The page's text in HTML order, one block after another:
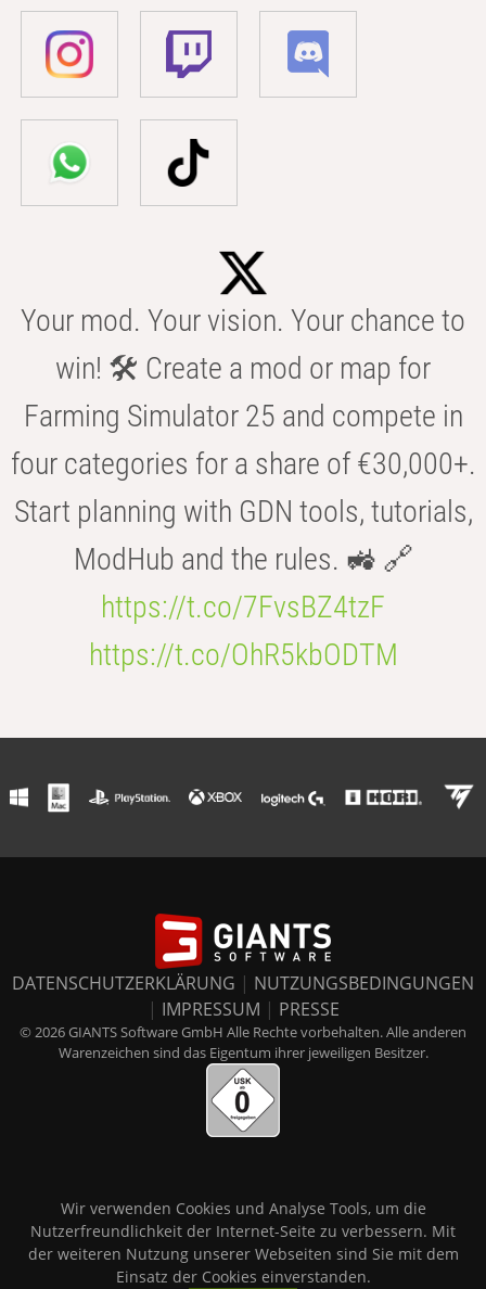
Your mod. Your vision. Your chance to
win! 🛠️ Create a mod or map for
Farming Simulator 25 and compete in
four categories for a share of €30,000+.
Start planning with GDN tools, tutorials,
ModHub and the rules. 🚜 🔗
https://t.co/7FvsBZ4tzF
https://t.co/OhR5kbODTM
DATENSCHUTZERKLÄRUNG | NUTZUNGSBEDINGUNGEN
| IMPRESSUM | PRESSE
© 2026 GIANTS Software GmbH Alle Rechte vorbehalten. Alle anderen
Warenzeichen sind das Eigentum ihrer jeweiligen Besitzer.
Wir verwenden Cookies und Analyse Tools, um die
Nutzerfreundlichkeit der Internet-Seite zu verbessern. Mit
der weiteren Nutzung unserer Webseiten sind Sie mit dem
Einsatz der Cookies einverstanden.